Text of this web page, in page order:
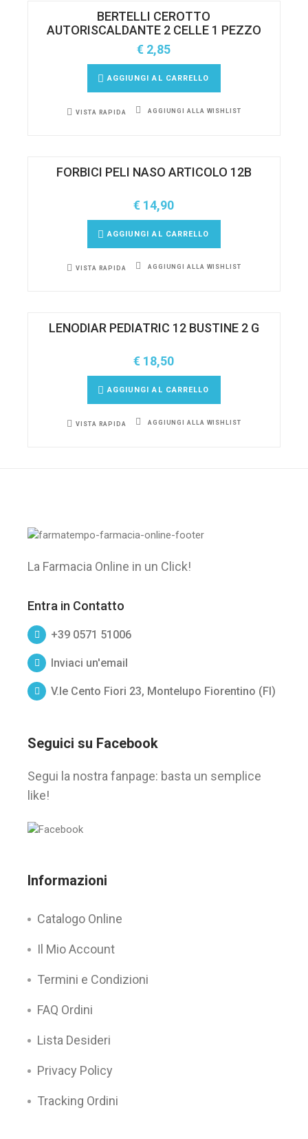
BERTELLI CEROTTO
AUTORISCALDANTE 2 CELLE 1 PEZZO
€ 2,85
AGGIUNGI AL CARRELLO
VISTA RAPIDA AGGIUNGI ALLA WISHLIST
FORBICI PELI NASO ARTICOLO 12B
€ 14,90
AGGIUNGI AL CARRELLO
VISTA RAPIDA AGGIUNGI ALLA WISHLIST
LENODIAR PEDIATRIC 12 BUSTINE 2 G
€ 18,50
AGGIUNGI AL CARRELLO
VISTA RAPIDA AGGIUNGI ALLA WISHLIST
La Farmacia Online in un Click!
Entra in Contatto
+39 0571 51006
Inviaci un'email
V.le Cento Fiori 23, Montelupo Fiorentino (FI)
Seguici su Facebook
Segui la nostra fanpage: basta un semplice
like!
Informazioni
Catalogo Online
Il Mio Account
Termini e Condizioni
FAQ Ordini
Lista Desideri
Privacy Policy
Tracking Ordini